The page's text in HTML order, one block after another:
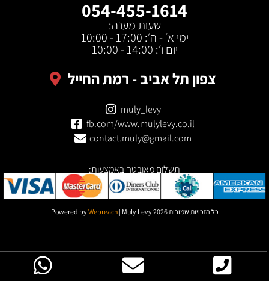
054-455-1614
שעות מענה:
ימי א׳ - ה׳: 17:00 - 10:00
יום ו׳: 14:00 - 10:00
צפון תל אביב - רמת החייל
muly_levy
fb.com/www.mulylevy.co.il
contact.muly@gmail.com
תשלום מאובטח באמצעות:
כל הזכויות שמורות Powered by Webreach | Muly Levy 2026